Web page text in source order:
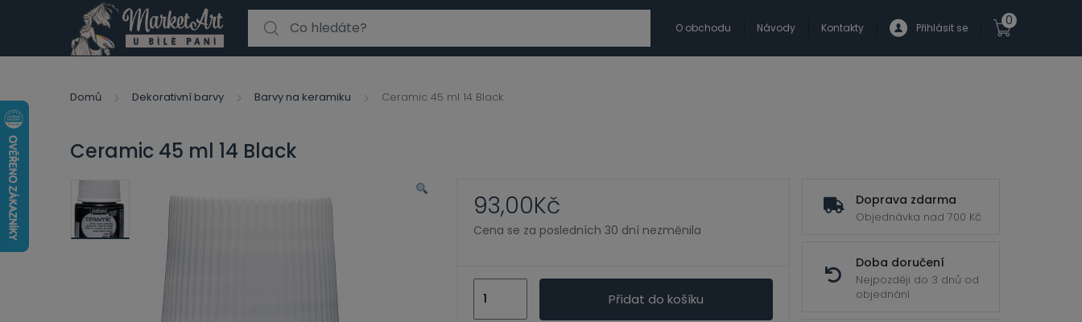
Search for:
O obchodu Návody Kontakty Přihlásit se 0
Domů Dekorativní barvy Barvy na keramiku Ceramic 45 ml 14 Black
Ceramic 45 ml 14 Black
Doprava zdarma
Objednávka nad 700 Kč
Doba doručení
Nejpozději do 3 dnů od
objednání
93,00Kč
Cena se za posledních 30 dní nezměnila
Přidat do košíku
modal-check